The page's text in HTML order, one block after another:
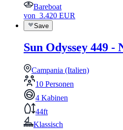
Bareboat
von 3.420 EUR
Save
Sun Odyssey 449 -
Campania (Italien)
10 Personen
4 Kabinen
44ft
Klassisch